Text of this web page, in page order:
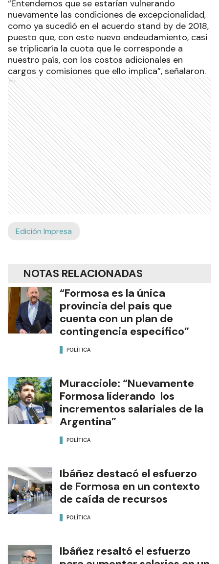
“Entendemos que se estarían vulnerando
nuevamente las condiciones de excepcionalidad,
como ya sucedió en el acuerdo stand by de 2018,
puesto que, con este nuevo endeudamiento, casi
se triplicaría la cuota que le corresponde a
nuestro país, con los costos adicionales en
cargos y comisiones que ello implica”, señalaron.
Ads
Edición Impresa
NOTAS RELACIONADAS
“Formosa es la única
provincia del país que
cuenta con un plan de
contingencia específico”
POLÍTICA
Muracciole: “Nuevamente
Formosa liderando los
incrementos salariales de la
Argentina”
POLÍTICA
Ibáñez destacó el esfuerzo
de Formosa en un contexto
de caída de recursos
POLÍTICA
Ibáñez resaltó el esfuerzo